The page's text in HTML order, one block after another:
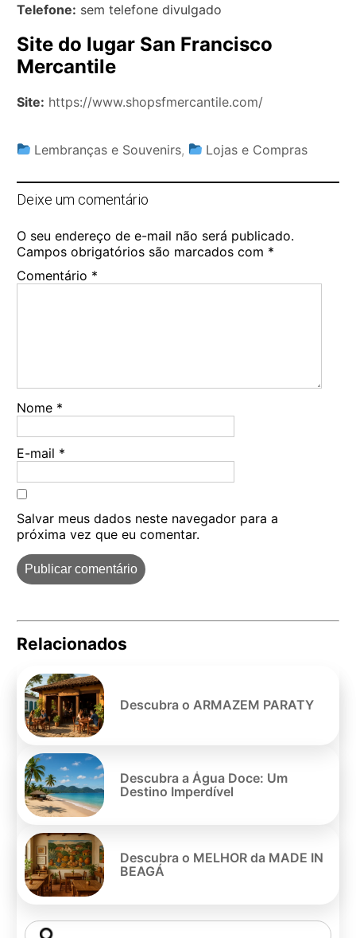
Telefone: sem telefone divulgado
Site do lugar San Francisco
Mercantile
Site: https://www.shopsfmercantile.com/
Lembranças e Souvenirs, Lojas e Compras
Deixe um comentário
O seu endereço de e-mail não será publicado.
Campos obrigatórios são marcados com *
Comentário *
Nome *
E-mail *
Salvar meus dados neste navegador para a
próxima vez que eu comentar.
Relacionados
Descubra o ARMAZEM PARATY
Descubra a Água Doce: Um
Destino Imperdível
Descubra o MELHOR da MADE IN
BEAGÁ